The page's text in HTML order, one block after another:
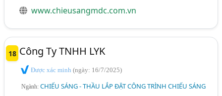
www.chieusangmdc.com.vn
18 Công Ty TNHH LYK
Được xác minh(ngày: 16/7/2025)
Ngành:CHIẾU SÁNG - THẦU LẮP ĐẶT CÔNG TRÌNH CHIẾU SÁNG